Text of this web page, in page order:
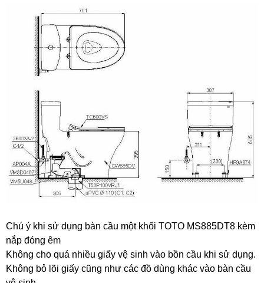
Chú ý khi sử dụng bàn cầu một khối TOTO MS885DT8 kèm
nắp đóng êm
Không cho quá nhiều giấy vệ sinh vào bồn cầu khi sử dụng.
Không bỏ lõi giấy cũng như các đồ dùng khác vào bàn cầu